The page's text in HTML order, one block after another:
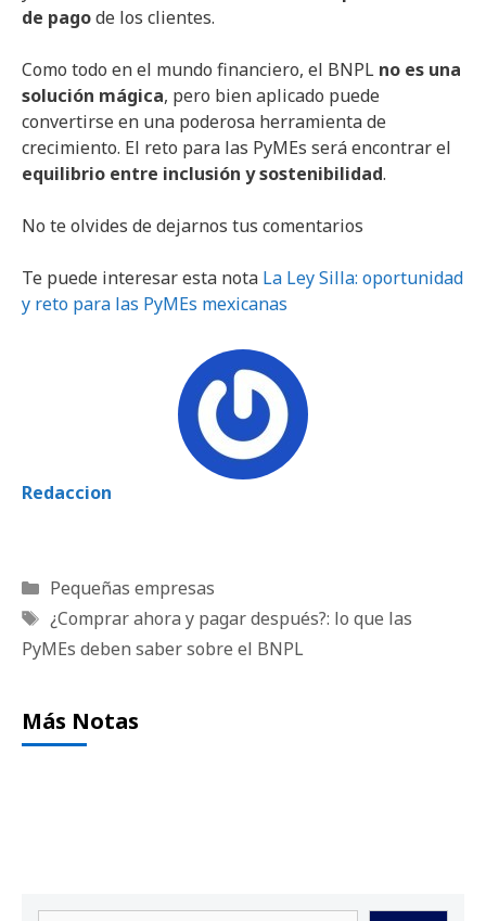
de pagode los clientes.
Como todo en el mundo financiero, el BNPL no es una
solución mágica, pero bien aplicado puede
convertirse en una poderosa herramienta de
crecimiento. El reto para las PyMEs será encontrar el
equilibrio entre inclusión y sostenibilidad.
No te olvides de dejarnos tus comentarios
Te puede interesar esta nota La Ley Silla: oportunidad
y reto para las PyMEs mexicanas
Redaccion
Categorías
Pequeñas empresas
Etiquetas
¿Comprar ahora y pagar después?: lo que las
PyMEs deben saber sobre el BNPL
Más Notas